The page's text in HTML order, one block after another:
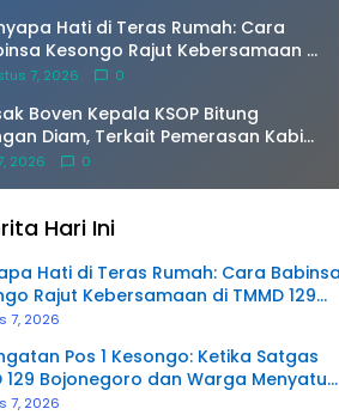
Hati di Teras Rumah: Cara
Kesongo Rajut Kebersamaan di
129 Bojonegoro
7, 2026 0
Boven Kepala KSOP Bitung
Diam, Terkait Pemerasan Kabid
Sebut Tidak Benar, Tapi
2026 0
Hari Ini
Hati di Teras Rumah: Cara Babinsa
Rajut Kebersamaan di TMMD 129
7, 2026
Pos 1 Kesongo: Ketika Satgas
129 Bojonegoro dan Warga Menyatu
Sekat
7, 2026